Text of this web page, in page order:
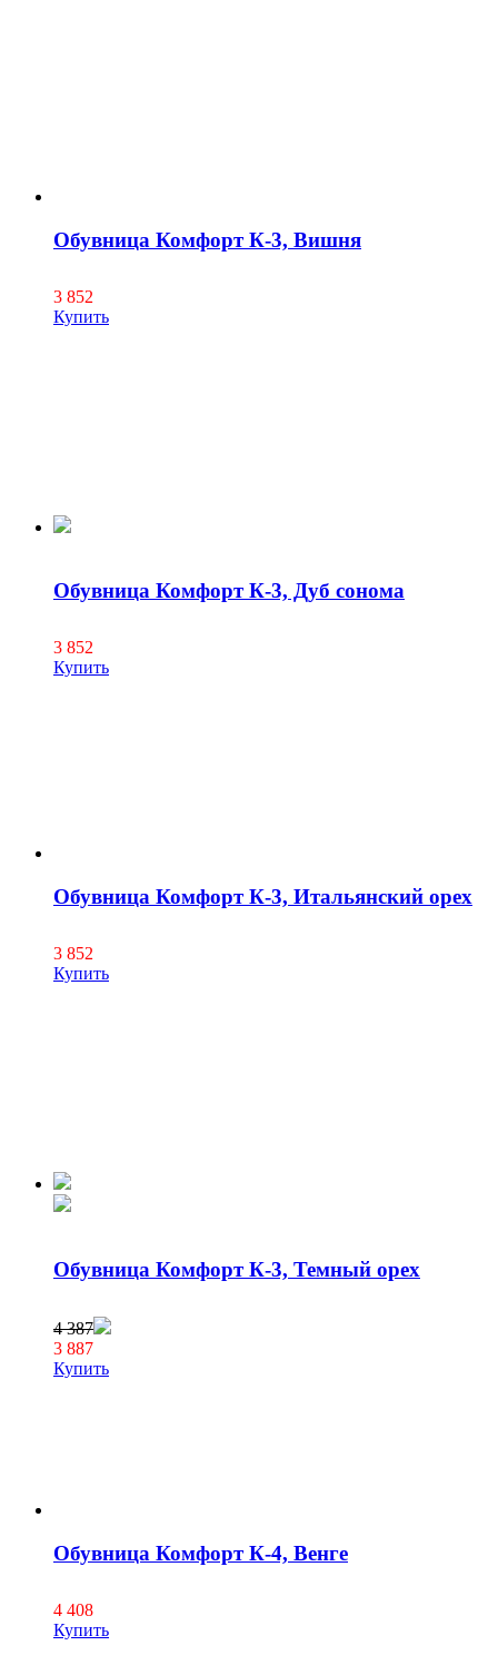
Обувница Комфорт К-3, Вишня
3 852
Купить
Обувница Комфорт К-3, Дуб сонома
3 852
Купить
Обувница Комфорт К-3, Итальянский орех
3 852
Купить
Обувница Комфорт К-3, Темный орех
4 387
3 887
Купить
Обувница Комфорт К-4, Венге
4 408
Купить